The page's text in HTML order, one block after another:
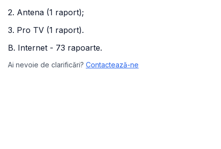
2. Antena (1 raport);
3. Pro TV (1 raport).
B. Internet - 73 rapoarte.
Ai nevoie de clarificări? Contactează-ne